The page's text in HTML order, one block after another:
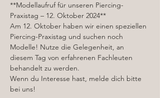
**Modellaufruf für unseren Piercing-
Praxistag – 12. Oktober 2024**
Am 12. Oktober haben wir einen speziellen
Piercing-Praxistag und suchen noch
Modelle! Nutze die Gelegenheit, an
diesem Tag von erfahrenen Fachleuten
behandelt zu werden.
Wenn du Interesse hast, melde dich bitte
bei uns!